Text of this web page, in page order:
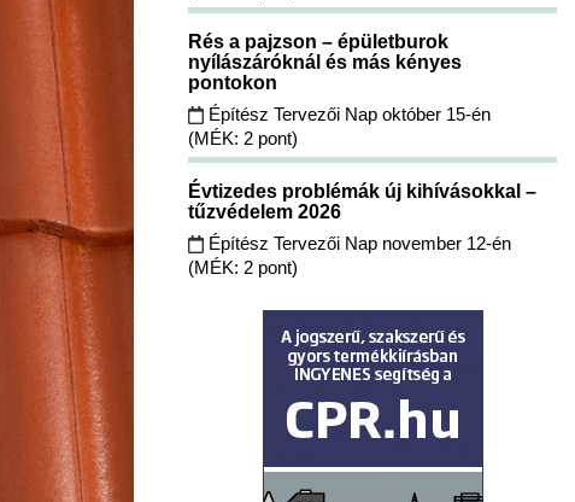
Rés a pajzson – épületburok
nyílászáróknál és más kényes
pontokon
Építész Tervezői Nap október 15-én
(MÉK: 2 pont)
Évtizedes problémák új kihívásokkal –
tűzvédelem 2026
Építész Tervezői Nap november 12-én
(MÉK: 2 pont)